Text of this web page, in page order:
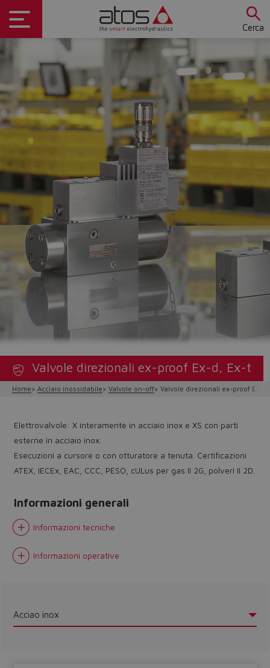
Cerca
Do you want to leave the
Valvole direzionali ex-proof Ex-d, Ex-t
Home Acciaio inossidabile Valvole on-off Valvole direzionali ex-proof Ex-
Elettrovalvole: X interamente in acciaio inox e XS con parti
esterne in acciaio inox.
Esecuzioni a cursore o con otturatore a tenuta. Certificazioni
ATEX, IECEx, EAC, CCC, PESO, cULus per gas II 2G, polveri II 2D.
Informazioni generali
Informazioni tecniche
Informazioni operative
Acciao inox